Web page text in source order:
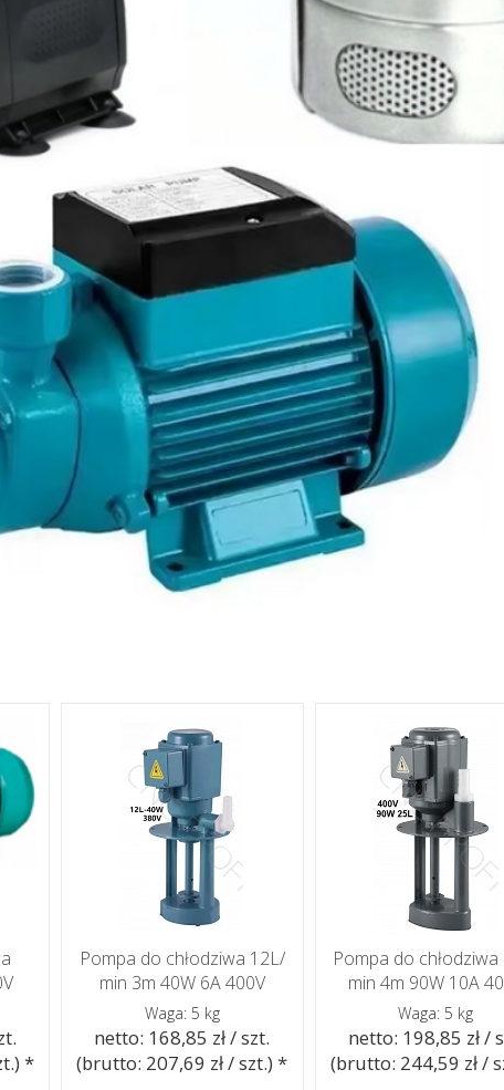
*
Pompa do chłodziwa 12L/
min 3m 40W 6A 400V
Waga: 5 kg
netto: 168,85 zł / szt.
(brutto: 207,69 zł / szt.) *
Pompa do
min 4m 90W 10A
Waga: 5 kg
netto: 198,85 zł /
(brutto: 244,59 zł /